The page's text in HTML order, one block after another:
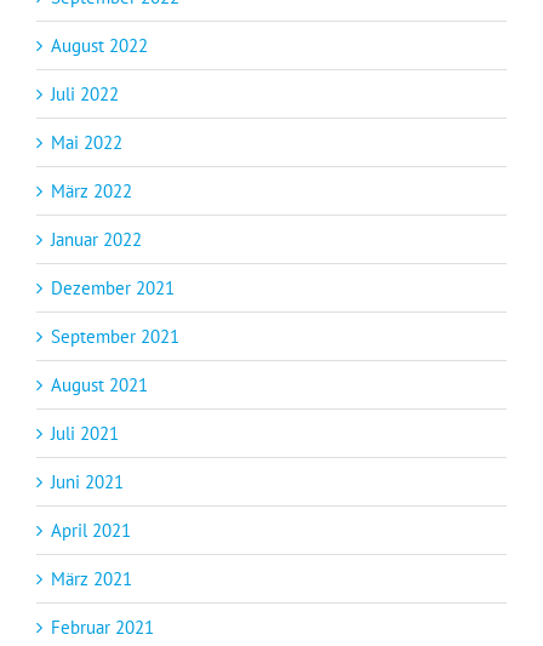
August 2022
Juli 2022
Mai 2022
März 2022
Januar 2022
Dezember 2021
September 2021
August 2021
Juli 2021
Juni 2021
April 2021
März 2021
Februar 2021